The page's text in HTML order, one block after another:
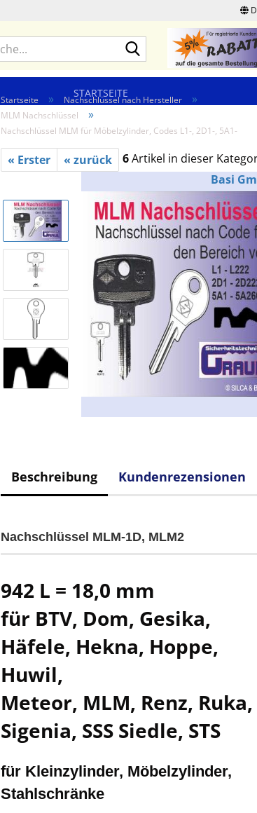
Suche...
STARTSEITE
Startseite » Nachschlüssel nach Hersteller »
MLM Nachschlüssel »
Nachschlüssel MLM für Möbelzylinder, Codes L1-, 2D1-, 5A1-
« Erster « zurück 6Artikel in dieser
Basi
Beschreibung Kundenrezensionen
Nachschlüssel MLM-1D, MLM2
942 L = 18,0 mm
für BTV, Dom, Gesika,
Häfele, Hekna, Hoppe,
Huwil,
Meteor, MLM, Renz, Ruka,
Sigenia, SSS Siedle, STS
für Kleinzylinder, Möbelzylinder,
Stahlschränke